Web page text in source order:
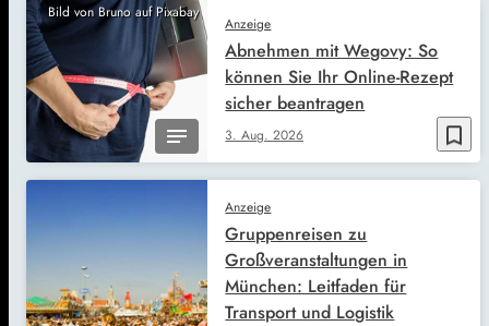
Bild von Bruno auf Pixabay
bookmark_border
Anzeige
3. Aug. 2026
Abnehmen mit Wegovy: So
können Sie Ihr Online-Rezept
sicher beantragen
Anzeige
Gruppenreisen zu
Großveranstaltungen in
München: Leitfaden für
Transport und Logistik